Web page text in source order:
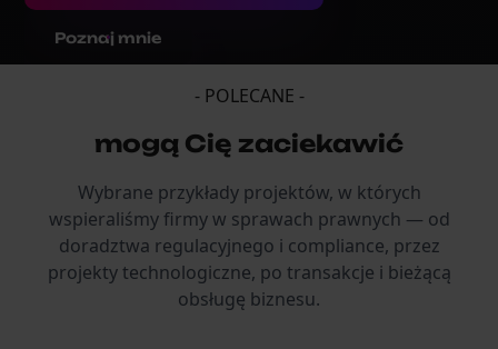
Poznaj mnie
- POLECANE -
mogą Cię zaciekawić
Wybrane przykłady projektów, w których
wspieraliśmy firmy w sprawach prawnych — od
doradztwa regulacyjnego i compliance, przez
projekty technologiczne, po transakcje i bieżącą
obsługę biznesu.